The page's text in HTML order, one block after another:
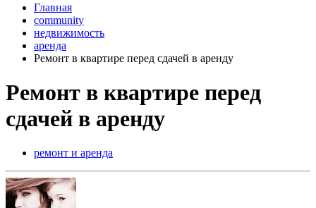
Главная
community
недвижимость
аренда
Ремонт в квартире перед сдачей в аренду
Ремонт в квартире перед
сдачей в аренду
ремонт и аренда